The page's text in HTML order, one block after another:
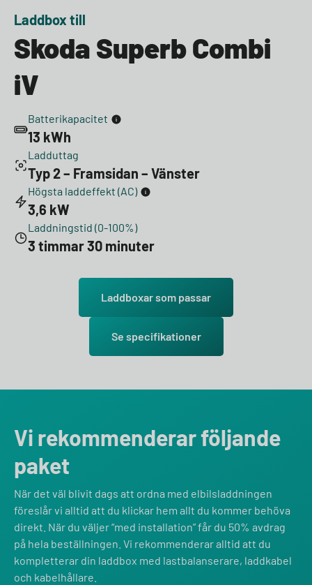
Laddbox till
Skoda Superb Combi
iV
Batterikapacitet
13 kWh
Ladduttag
Typ 2 – Framsidan – Vänster
Högsta laddeffekt (AC)
3,6 kW
Laddningstid (0-100%)
3 timmar 30 minuter
Laddboxar som passar
Se specifikationer
Vi rekommenderar följande
paket
När det väl blivit dags att ordna med elbilsladdningen
föreslår vi alltid att du klickar hem allt du kommer behöva
direkt. När du väljer “med installation” får du 50% avdrag
på hela beställningen. Vi rekommenderar alltid att du
kompletterar din laddbox med lastbalanserare, laddkabel
och kabelhållare.